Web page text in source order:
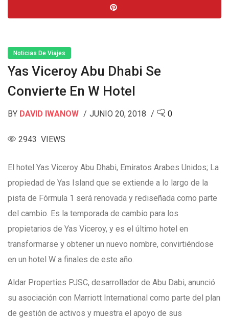
Noticias De Viajes
Yas Viceroy Abu Dhabi Se
Convierte En W Hotel
BY DAVID IWANOW JUNIO 20, 2018 0
2943 VIEWS
El hotel Yas Viceroy Abu Dhabi, Emiratos Arabes Unidos; La
propiedad de Yas Island que se extiende a lo largo de la
pista de Fórmula 1 será renovada y rediseñada como parte
del cambio. Es la temporada de cambio para los
propietarios de Yas Viceroy, y es el último hotel en
transformarse y obtener un nuevo nombre, convirtiéndose
en un hotel W a finales de este año.
Aldar Properties PJSC, desarrollador de Abu Dabi, anunció
su asociación con Marriott International como parte del plan
de gestión de activos y muestra el apoyo de sus